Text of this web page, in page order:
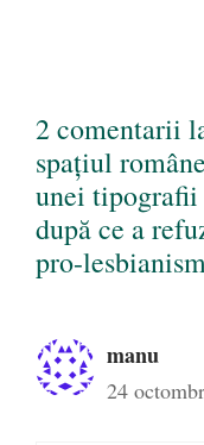
2 comentarii
spațiul
unei
după ce a
pro-
manu
24